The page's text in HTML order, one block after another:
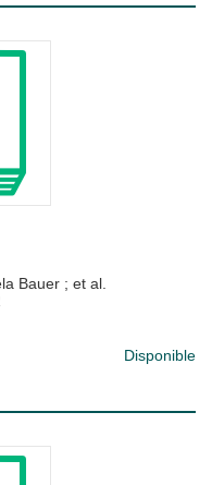
Bauer ; et al.
Disponible